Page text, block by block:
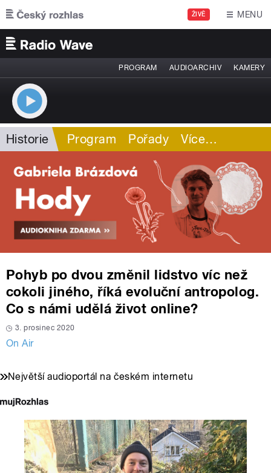
Přejít k hlavnímu obsahu
ŽIVĚ MENU
PROGRAM AUDIOARCHIV KAMERY
Historie Program Pořady Více…
Pohyb po dvou změnil lidstvo víc než
cokoli jiného, říká evoluční antropolog.
Co s námi udělá život online?
3. prosinec 2020
On Air
Největší audioportál na českém internetu